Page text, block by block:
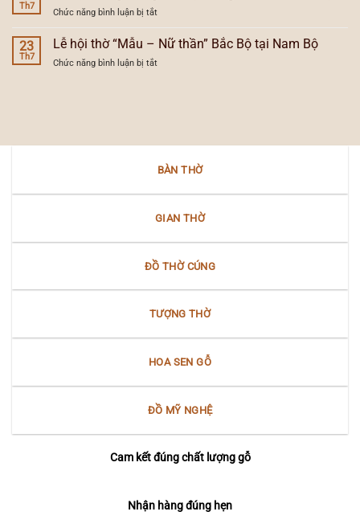
Nam
đèn
thờ
hóa
trong
lễ
Th7
Chức năng bình luận bị tắtở
Lễ
hội
gian
Nam
Bộ
23
Th7
Lễ hội thờ “Mẫu – Nữ thần” Bắc Bộ tại Nam Bộ
Chức năng bình luận bị tắtở
Nữ
Bắc
Nam
BÀN THỜ
GIAN THỜ
ĐỒ THỜ CÚNG
TƯỢNG THỜ
HOA SEN GỖ
ĐỒ MỸ NGHỆ
Cam kết đúng chất lượng gỗ
Nhận hàng đúng hẹn